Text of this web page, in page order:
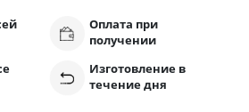
Оплата при
получении
Изготовление в
течение дня